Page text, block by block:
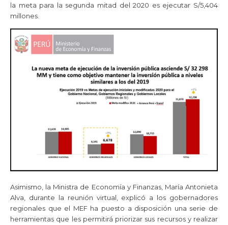
la meta para la segunda mitad del 2020 es ejecutar S/5,404
millones.
Asimismo, la Ministra de Economía y Finanzas, María Antonieta
Alva, durante la reunión virtual, explicó a los gobernadores
regionales que el MEF ha puesto a disposición una serie de
herramientas que les permitirá priorizar sus recursos y realizar